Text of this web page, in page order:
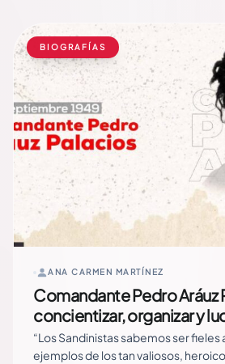
BIOGRAFÍAS
ANA CARMEN MARTÍNEZ
Comandante Pedro Aráuz
concientizar, organizar y
“Los Sandinistas sabemos ser fieles
ejemplos de los tan valiosos,